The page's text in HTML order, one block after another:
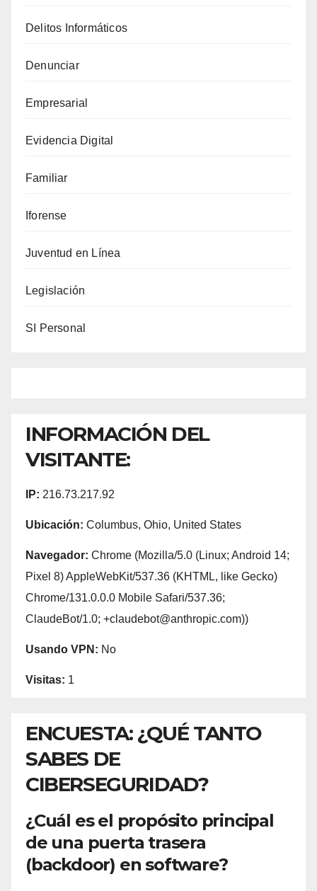
Delitos Informáticos
Denunciar
Empresarial
Evidencia Digital
Familiar
Iforense
Juventud en Línea
Legislación
SI Personal
INFORMACIÓN DEL
VISITANTE:
IP: 216.73.217.92
Ubicación: Columbus, Ohio, United States
Navegador: Chrome (Mozilla/5.0 (Linux; Android 14;
Pixel 8) AppleWebKit/537.36 (KHTML, like Gecko)
Chrome/131.0.0.0 Mobile Safari/537.36;
ClaudeBot/1.0; +claudebot@anthropic.com))
Usando VPN: No
Visitas: 1
ENCUESTA: ¿QUÉ TANTO
SABES DE
CIBERSEGURIDAD?
¿Cuál es el propósito principal
de una puerta trasera
(backdoor) en software?